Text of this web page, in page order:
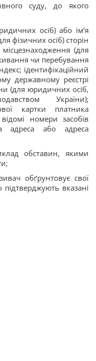
суду, до якого
осіб) або ім’я
фізичних осіб) сторін
(для
чи перебування
ідентифікаційний
державному реєстрі
(для юридичних осіб,
України);
картки платника
номери засобів
адреса або адреса
обставин, якими
обґрунтовує свої
вказані